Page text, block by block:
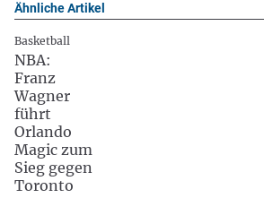
Ähnliche Artikel
Basketball
NBA:
Franz
Wagner
führt
Orlando
Magic zum
Sieg gegen
Toronto